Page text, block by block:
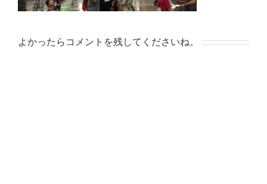
よかったらコメントを残してくださいね。